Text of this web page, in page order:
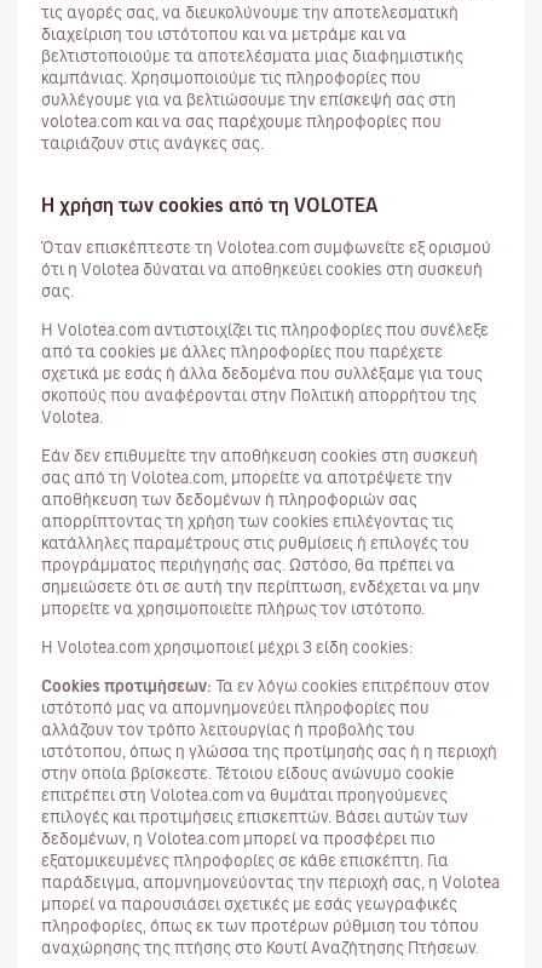
τις αγορές σας, να διευκολύνουμε την αποτελεσματική
διαχείριση του ιστότοπου και να μετράμε και να
βελτιστοποιούμε τα αποτελέσματα μιας διαφημιστικής
καμπάνιας. Χρησιμοποιούμε τις πληροφορίες που
συλλέγουμε για να βελτιώσουμε την επίσκεψή σας στη
volotea.com και να σας παρέχουμε πληροφορίες που
ταιριάζουν στις ανάγκες σας.
Η χρήση των cookies από τη VOLOTEA
Όταν επισκέπτεστε τη Volotea.com συμφωνείτε εξ ορισμού
ότι η Volotea δύναται να αποθηκεύει cookies στη συσκευή
σας.
Η Volotea.com αντιστοιχίζει τις πληροφορίες που συνέλεξε
από τα cookies με άλλες πληροφορίες που παρέχετε
σχετικά με εσάς ή άλλα δεδομένα που συλλέξαμε για τους
σκοπούς που αναφέρονται στην Πολιτική απορρήτου της
Volotea.
Εάν δεν επιθυμείτε την αποθήκευση cookies στη συσκευή
σας από τη Volotea.com, μπορείτε να αποτρέψετε την
αποθήκευση των δεδομένων ή πληροφοριών σας
απορρίπτοντας τη χρήση των cookies επιλέγοντας τις
κατάλληλες παραμέτρους στις ρυθμίσεις ή επιλογές του
προγράμματος περιήγησής σας. Ωστόσο, θα πρέπει να
σημειώσετε ότι σε αυτή την περίπτωση, ενδέχεται να μην
μπορείτε να χρησιμοποιείτε πλήρως τον ιστότοπο.
Η Volotea.com χρησιμοποιεί μέχρι 3 είδη cookies:
Cookies προτιμήσεων: Τα εν λόγω cookies επιτρέπουν στον
ιστότοπό μας να απομνημονεύει πληροφορίες που
αλλάζουν τον τρόπο λειτουργίας ή προβολής του
ιστότοπου, όπως η γλώσσα της προτίμησής σας ή η περιοχή
στην οποία βρίσκεστε. Τέτοιου είδους ανώνυμο cookie
επιτρέπει στη Volotea.com να θυμάται προηγούμενες
επιλογές και προτιμήσεις επισκεπτών. Βάσει αυτών των
δεδομένων, η Volotea.com μπορεί να προσφέρει πιο
εξατομικευμένες πληροφορίες σε κάθε επισκέπτη. Για
παράδειγμα, απομνημονεύοντας την περιοχή σας, η Volotea
μπορεί να παρουσιάσει σχετικές με εσάς γεωγραφικές
πληροφορίες, όπως εκ των προτέρων ρύθμιση του τόπου
αναχώρησης της πτήσης στο Κουτί Αναζήτησης Πτήσεων.